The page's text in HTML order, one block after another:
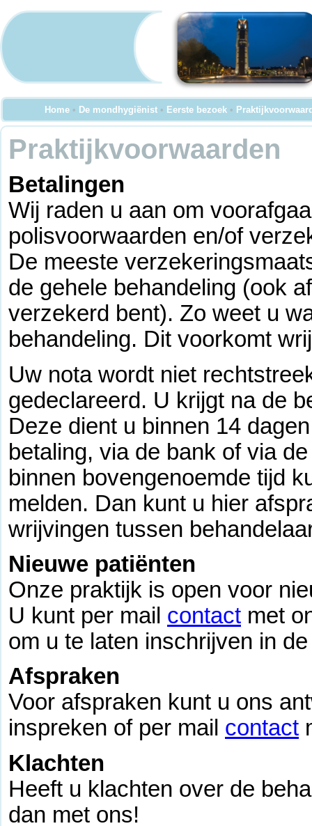
Home • De mondhygiënist • Eerste bezoek •
Praktijkvoorwaarden
Betalingen
Wij raden u aan om
polisvoorwaarden en/of
De meeste
de gehele behandeling (ook
verzekerd bent). Zo weet u
behandeling. Dit voorkomt
Uw nota wordt niet
gedeclareerd. U krijgt na de
Deze dient u binnen 14
betaling, via de bank of via
binnen bovengenoemde tijd
melden. Dan kunt u hier
wrijvingen tussen
Nieuwe patiënten
Onze praktijk is open voor
U kunt per mail contact met
om u te laten inschrijven in
Afspraken
Voor afspraken kunt u ons
inspreken of per mail contact
Klachten
Heeft u klachten over de
dan met ons!